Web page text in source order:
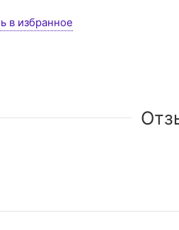
в избранное